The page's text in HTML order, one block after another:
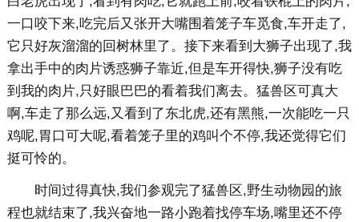
一口咬下来,吃完后又张开大嘴围着笼子车觅食,车开走了,
它只好灰溜溜的回树林里了。接下来看到大狮子出现了,我
拿出手中的肉片诱惑狮子靠近,但是车开得快,狮子没有吃
到我的肉片,只好眼巴巴的看着我们离去。猛兽区可真大
啊,车走了那么远,又看到了东北虎,还有黑熊,一次能吃一只
鸡呢,胃口可大呢,看着笼子里的鸡叫个不停,我还觉得它们
挺可怜的。
时间过得真快,我们参观完了猛兽区,野生动物园的旅
程也就结束了,我兴奋地一路小跑着找停车场,嘴里还不停